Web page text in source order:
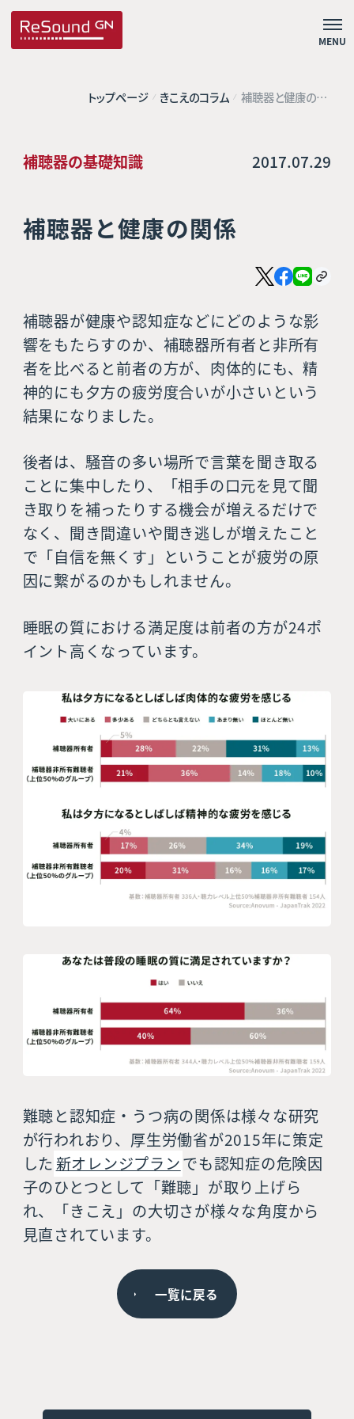
MENU
トップページ きこえのコラム 補聴器と健康の関
係
補聴器の基礎知識 2017.07.29
補聴器と健康の関係
補聴器が健康や認知症などにどのような影
響をもたらすのか、補聴器所有者と非所有
者を比べると前者の方が、肉体的にも、精
神的にも夕方の疲労度合いが小さいという
結果になりました。
後者は、騒音の多い場所で言葉を聞き取る
ことに集中したり、「相手の口元を見て聞
き取りを補ったりする機会が増えるだけで
なく、聞き間違いや聞き逃しが増えたこと
で「自信を無くす」ということが疲労の原
因に繋がるのかもしれません。
睡眠の質における満足度は前者の方が24ポ
イント高くなっています。
難聴と認知症・うつ病の関係は様々な研究
が行われおり、厚生労働省が2015年に策定
した新オレンジプランでも認知症の危険因
子のひとつとして「難聴」が取り上げら
れ、「きこえ」の大切さが様々な角度から
見直されています。
一覧に戻る